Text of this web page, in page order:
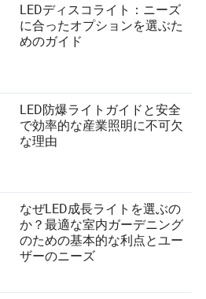
LEDディスコライト：ニーズ
に合ったオプションを選ぶた
めのガイド
LED防爆ライトガイドと安全
で効率的な産業照明に不可欠
な理由
なぜLED成長ライトを選ぶの
か？最適な室内ガーデニング
のための基本的な利点とユー
ザーのニーズ